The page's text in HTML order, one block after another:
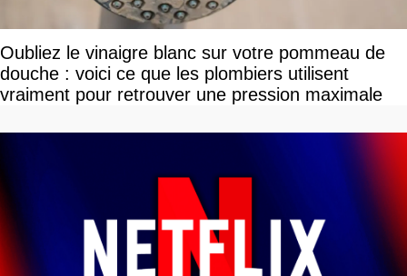
Oubliez le vinaigre blanc sur votre pommeau de
douche : voici ce que les plombiers utilisent
vraiment pour retrouver une pression maximale